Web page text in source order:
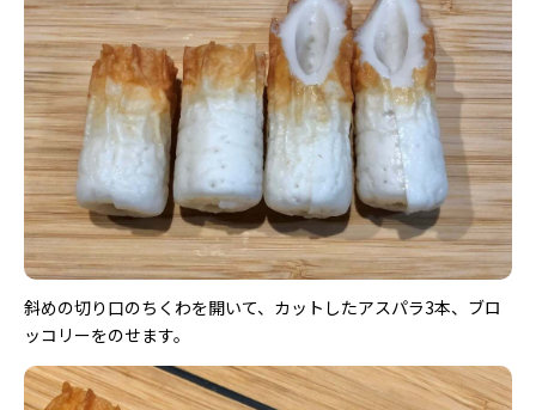
斜めの切り口のちくわを開いて、カットしたアスパラ3本、ブロ
ッコリーをのせます。